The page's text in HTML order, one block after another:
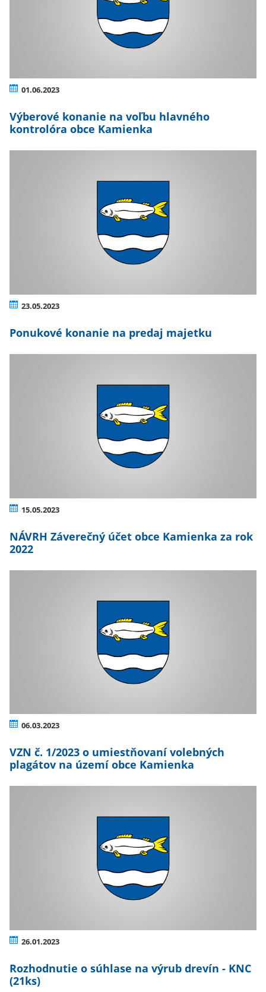
01.06.2023
Výberové konanie na voľbu hlavného
kontrolóra obce Kamienka
23.05.2023
Ponukové konanie na predaj majetku
15.05.2023
NÁVRH Záverečný účet obce Kamienka za rok
2022
06.03.2023
VZN č. 1/2023 o umiestňovaní volebných
plagátov na území obce Kamienka
26.01.2023
Rozhodnutie o súhlase na výrub drevín - KNC
(21ks)